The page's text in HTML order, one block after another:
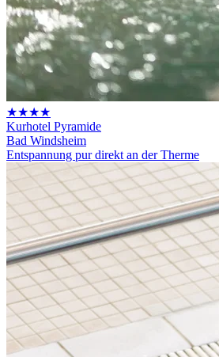
★★★★
Kurhotel Pyramide
Bad Windsheim
Entspannung pur direkt an der Therme